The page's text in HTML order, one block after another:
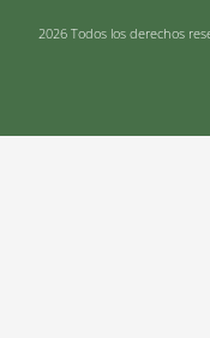
2026 Todos los derechos